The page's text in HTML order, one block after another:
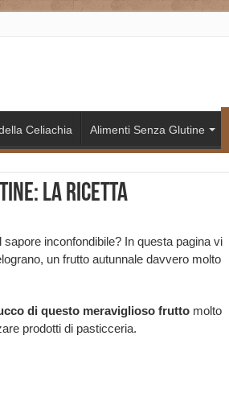
Celiachia Alimenti Senza Glutine
la ricetta
inconfondibile? In questa pagina vi
un frutto autunnale davvero molto
di questo meraviglioso frutto molto
prodotti di pasticceria.